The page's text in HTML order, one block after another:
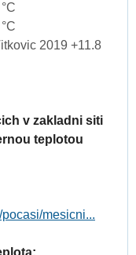
2019 +11.8
v zakladni siti
teplotou
mesicni...